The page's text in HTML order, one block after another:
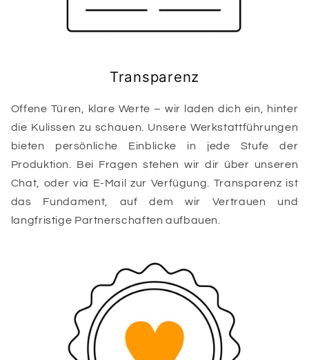
Transparenz
Offene Türen, klare Werte – wir laden dich ein, hinter
die Kulissen zu schauen. Unsere Werkstattführungen
bieten persönliche Einblicke in jede Stufe der
Produktion. Bei Fragen stehen wir dir über unseren
Chat, oder via E-Mail zur Verfügung. Transparenz ist
das Fundament, auf dem wir Vertrauen und
langfristige Partnerschaften aufbauen.